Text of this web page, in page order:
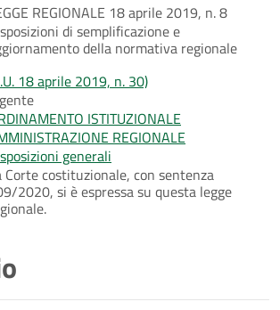
REGIONALE 18 aprile 2019, n. 8
di semplificazione e
della normativa regionale
18 aprile 2019, n. 30)
ISTITUZIONALE
REGIONALE
generali
Corte costituzionale, con sentenza
2020, si è espressa su questa legge